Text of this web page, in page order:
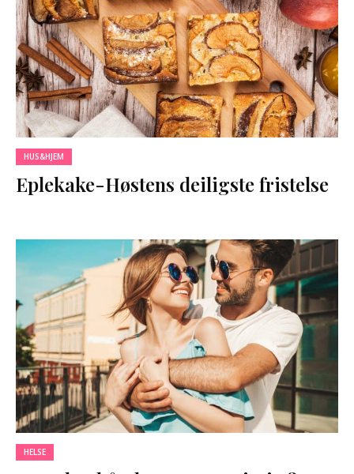
HUS&HJEM
Eplekake-Høstens deiligste fristelse
HELSE